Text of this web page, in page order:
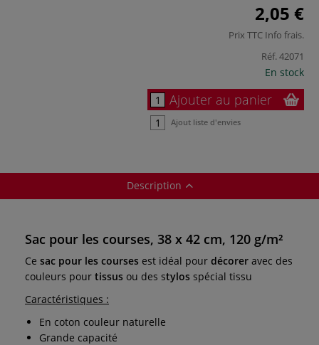
2,05 €
Prix TTC Info frais.
Réf.42071
En stock
Ajouter au panier
Ajout liste d'envies
Description
Sac pour les courses, 38 x 42 cm, 120 g/m²
Ce sac pour les courses est idéal pour décorer avec des
couleurs pour tissus ou des stylos spécial tissu
Caractéristiques :
En coton couleur naturelle
Grande capacité